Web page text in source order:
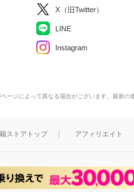
X（旧Twitter）
LINE
Instagram
ージによって異なる場合がございます。最新の
ストアトップ アフィリエイト